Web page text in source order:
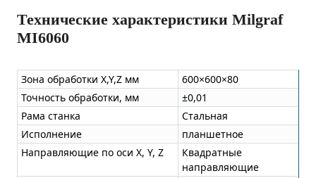
Технические характеристики Milgraf
MI6060
Зона обработки X,Y,Z мм
600×600×80
Точность обработки, мм
±0,01
Рама станка
Стальная
Исполнение
планшетное
Направляющие по оси X, Y, Z
Квадратные
направляющие